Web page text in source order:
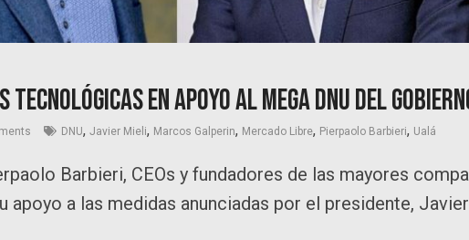
en apoyo al mega DNU del
DNU, Javier Mieli, Marcos Galperin, Mercado Libre, Pierpaolo Barbieri, Ualá
Barbieri, CEOs y fundadores de las mayores
apoyo a las medidas anunciadas por el presidente,